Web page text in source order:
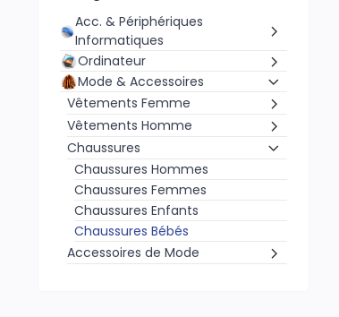
Acc. & Périphériques
Informatiques
Ordinateur
Mode & Accessoires
Vêtements Femme
Vêtements Homme
Chaussures
Chaussures Hommes
Chaussures Femmes
Chaussures Enfants
Chaussures Bébés
Accessoires de Mode